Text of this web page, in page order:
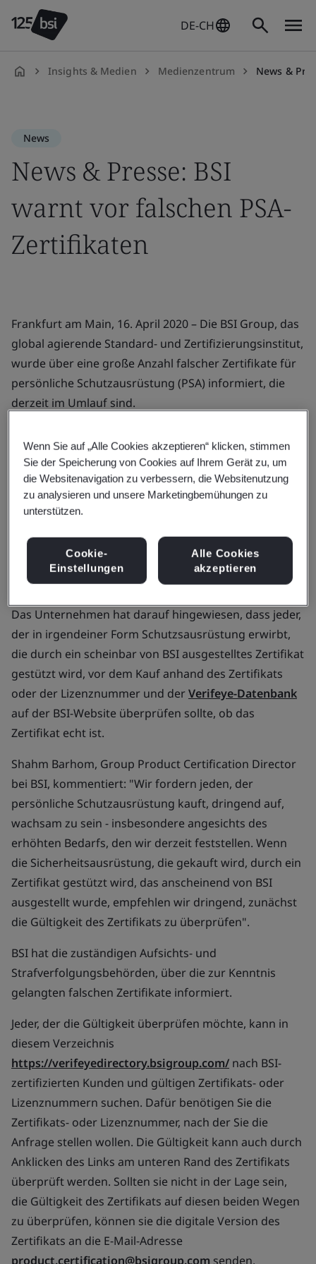
DE-CH
Insights & Medien Medienzentrum News &
News
News & Presse: BSI
warnt vor falschen PSA-
Zertifikaten
Frankfurt am Main, 16. April 2020 – Die BSI Group, das
global agierende Standard- und Zertifizierungsinstitut,
wurde über eine große Anzahl falscher Zertifikate für
persönliche Schutzausrüstung (PSA) informiert, die
derzeit im Umlauf sind.
Die Zertifikate, die sich als falsch erwiesen haben,
bezogen sich überwiegend auf Einweg-
Gesichtsmasken, einige umfassten jedoch auch
Handschuhe, Schutzanzüge und Brillen. BSI wurde von
verschiedenen Dritten aus der ganzen Welt auf diese
Zertifikate aufmerksam gemacht.
Das Unternehmen hat darauf hingewiesen, dass jeder,
der in irgendeiner Form Schutzsausrüstung erwirbt,
die durch ein scheinbar von BSI ausgestelltes Zertifikat
gestützt wird, vor dem Kauf anhand des Zertifikats
oder der Lizenznummer und derVerifeye-Datenbank
auf der BSI-Website überprüfen sollte, ob das
Zertifikat echt ist.
Shahm Barhom, Group Product Certification Director
bei BSI, kommentiert: "Wir fordern jeden, der
persönliche Schutzausrüstung kauft, dringend auf,
wachsam zu sein - insbesondere angesichts des
erhöhten Bedarfs, den wir derzeit feststellen. Wenn
die Sicherheitsausrüstung, die gekauft wird, durch ein
Zertifikat gestützt wird, das anscheinend von BSI
ausgestellt wurde, empfehlen wir dringend, zunächst
die Gültigkeit des Zertifikats zu überprüfen".
BSI hat die zuständigen Aufsichts- und
Strafverfolgungsbehörden, über die zur Kenntnis
gelangten falschen Zertifikate informiert.
Jeder, der die Gültigkeit überprüfen möchte, kann in
diesem Verzeichnis
https://verifeyedirectory.bsigroup.com/ nach BSI-
zertifizierten Kunden und gültigen Zertifikats- oder
Lizenznummern suchen. Dafür benötigen Sie die
Zertifikats- oder Lizenznummer, nach der Sie die
Anfrage stellen wollen. Die Gültigkeit kann auch durch
Anklicken des Links am unteren Rand des Zertifikats
überprüft werden. Sollten sie nicht in der Lage sein,
die Gültigkeit des Zertifikats auf diesen beiden Wegen
zu überprüfen, können sie die digitale Version des
Zertifikats an die E-Mail-Adresse
product.certification@bsigroup.com senden.
Wenn Sie auf „Alle Cookies akzeptieren“ klicken, stimmen
Sie der Speicherung von Cookies auf Ihrem Gerät zu, um
die Websitenavigation zu verbessern, die Websitenutzung
zu analysieren und unsere Marketingbemühungen zu
unterstützen.
Cookie-
Einstellungen
Alle Cookies
akzeptieren